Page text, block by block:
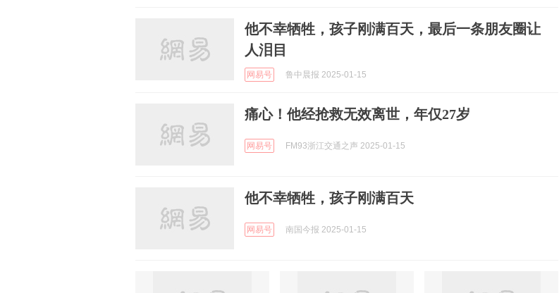
他不幸牺牲，孩子刚满百天，最后一条朋友圈让
人泪目
网易号 鲁中晨报 2025-01-15
痛心！他经抢救无效离世，年仅27岁
网易号 FM93浙江交通之声 2025-01-15
他不幸牺牲，孩子刚满百天
网易号 南国今报 2025-01-15